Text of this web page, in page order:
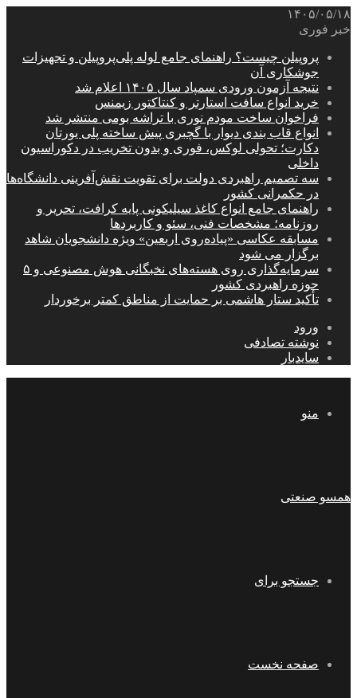
۱۴۰۵/۰۵/۱۸
خبر فوری
پروپیلن چیست؟ راهنمای جامع لوله پلی‌پروپیلن و تجهیزات
جوشکاری آن
نتیجه آزمون ورودی سمپاد سال ۱۴۰۵ اعلام شد
خرید انواع سافت استارتر و کنتاکتور زیمنس
فراخوان ساخت مودم نوری با تراشه بومی منتشر شد
انواع قاب بندی دیوار با گچبری پیش ساخته پلی یورتان
دکارت؛ تحولی لوکس، فوری و بدون تخریب در دکوراسیون
داخلی
سه تصمیم راهبردی دولت برای تقویت نقش‌آفرینی دانشگاه‌ها
در حکمرانی کشور
راهنمای جامع انواع کاغذ سیلیکونی پایه کرافت، تحریر و
روزنامه؛ مشخصات فنی، سئو و کاربردها
مسابقه عکاسی «پیاده‌روی اربعین» ویژه دانشجویان شاهد
برگزار می شود
سرمایه‌گذاری روی هسته‌های نخبگانی هوش مصنوعی و ۵
حوزه راهبردی کشور
تأکید ستار هاشمی بر حمایت از مناطق کمتر برخوردار
ورود
نوشته تصادفی
سایدبار
منو
همسو صنعتی
جستجو برای
صفحه نخست